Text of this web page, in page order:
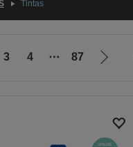
Tintas
3 4 ⋯ 87
Ir
página